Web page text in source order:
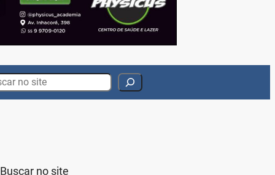
Buscar no site